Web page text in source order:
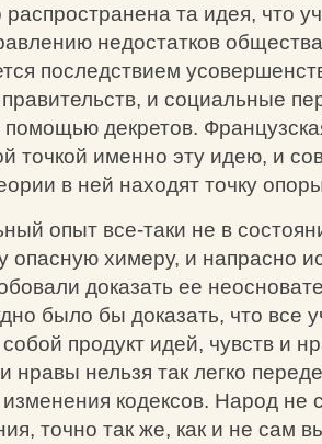
та идея, что
недостатков
последствием
и социальные
помощью декретов.
точкой именно эту идею, и
в ней находят точку
опыт все-таки не в
опасную химеру, и напрасно
доказать ее
было бы доказать, что все
продукт идей, чувств и
нравы нельзя так легко
изменения кодексов. Народ не
точно так же, как и не сам